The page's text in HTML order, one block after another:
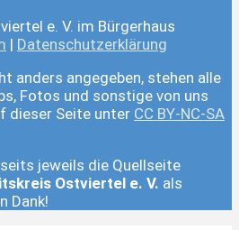
e. V. im Bürgerhaus
| Datenschutzerklärung
anders angegeben, stehen alle
Fotos und sonstige von uns
dieser Seite unter CC BY-NC-SA
jeweils die Quellseite
Ostviertel e. V. als
Dank!